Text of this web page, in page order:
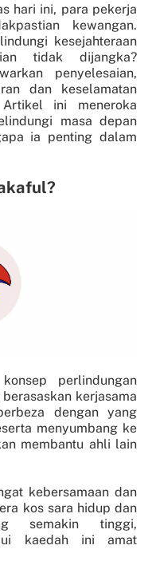
hari ini, para pekerja
kewangan.
kesejahteraan
tidak dijangka?
penyelesaian,
dan keselamatan
ini meneroka
masa depan
ia penting dalam
perlindungan
kerjasama
dengan yang
menyumbang ke
membantu ahli lain
kebersamaan dan
kos sara hidup dan
semakin tinggi,
kaedah ini amat